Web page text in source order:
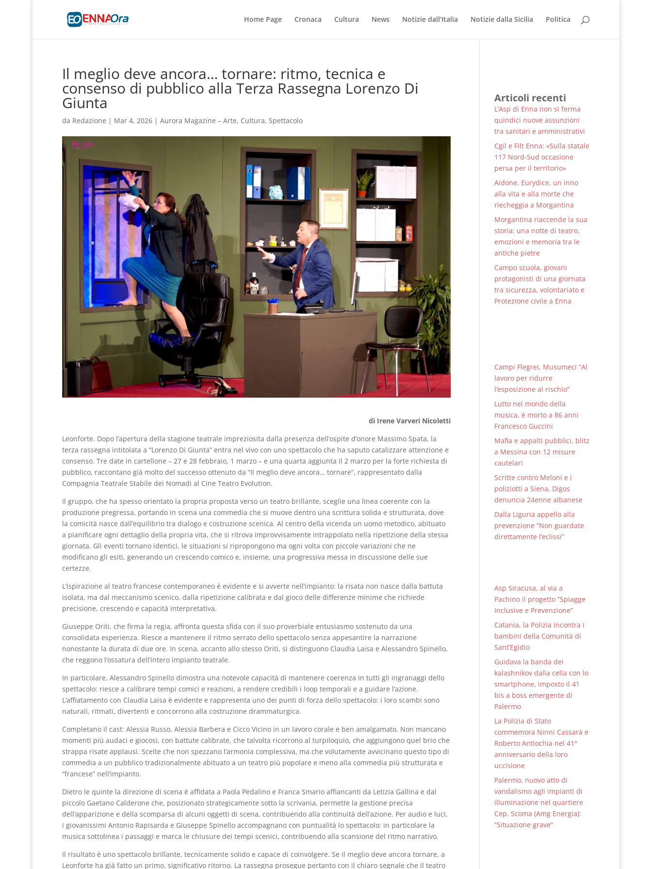
Home Page Cronaca Cultura News Notizie dall’Italia Notizie dalla Sicilia Politica
Il meglio deve ancora… tornare: ritmo, tecnica e
consenso di pubblico alla Terza Rassegna Lorenzo Di
Giunta
da Redazione | Mar 4, 2026| Aurora Magazine – Arte, Cultura, Spettacolo
di Irene Varveri Nicoletti
Leonforte. Dopo l’apertura della stagione teatrale impreziosita dalla presenza dell’ospite d’onore Massimo Spata, la
terza rassegna intitolata a “Lorenzo Di Giunta” entra nel vivo con uno spettacolo che ha saputo catalizzare attenzione e
consenso. Tre date in cartellone – 27 e 28 febbraio, 1 marzo – e una quarta aggiunta il 2 marzo per la forte richiesta di
pubblico, raccontano già molto del successo ottenuto da “Il meglio deve ancora… tornare”, rappresentato dalla
Compagnia Teatrale Stabile dei Nomadi al Cine Teatro Evolution.
Il gruppo, che ha spesso orientato la propria proposta verso un teatro brillante, sceglie una linea coerente con la
produzione pregressa, portando in scena una commedia che si muove dentro una scrittura solida e strutturata, dove
la comicità nasce dall’equilibrio tra dialogo e costruzione scenica. Al centro della vicenda un uomo metodico, abituato
a pianificare ogni dettaglio della propria vita, che si ritrova improvvisamente intrappolato nella ripetizione della stessa
giornata. Gli eventi tornano identici, le situazioni si ripropongono ma ogni volta con piccole variazioni che ne
modificano gli esiti, generando un crescendo comico e, insieme, una progressiva messa in discussione delle sue
certezze.
L’ispirazione al teatro francese contemporaneo è evidente e si avverte nell’impianto: la risata non nasce dalla battuta
isolata, ma dal meccanismo scenico, dalla ripetizione calibrata e dal gioco delle differenze minime che richiede
precisione, crescendo e capacità interpretativa.
Giuseppe Oriti, che firma la regia, affronta questa sfida con il suo proverbiale entusiasmo sostenuto da una
consolidata esperienza. Riesce a mantenere il ritmo serrato dello spettacolo senza appesantire la narrazione
nonostante la durata di due ore. In scena, accanto allo stesso Oriti, si distinguono Claudia Laisa e Alessandro Spinello,
che reggono l’ossatura dell’intero impianto teatrale.
In particolare, Alessandro Spinello dimostra una notevole capacità di mantenere coerenza in tutti gli ingranaggi dello
spettacolo: riesce a calibrare tempi comici e reazioni, a rendere credibili i loop temporali e a guidare l’azione.
L’affiatamento con Claudia Laisa è evidente e rappresenta uno dei punti di forza dello spettacolo: i loro scambi sono
naturali, ritmati, divertenti e concorrono alla costruzione drammaturgica.
Completano il cast: Alessia Russo, Alessia Barbera e Cicco Vicino in un lavoro corale e ben amalgamato. Non mancano
momenti più audaci e giocosi, con battute calibrate, che talvolta ricorrono al turpiloquio, che aggiungono quel brio che
strappa risate applausi. Scelte che non spezzano l’armonia complessiva, ma che volutamente avvicinano questo tipo di
commedia a un pubblico tradizionalmente abituato a un teatro più popolare e meno alla commedia più strutturata e
“francese” nell’impianto.
Dietro le quinte la direzione di scena è affidata a Paola Pedalino e Franca Smario affiancanti da Letizia Gallina e dal
piccolo Gaetano Calderone che, posizionato strategicamente sotto la scrivania, permette la gestione precisa
dell’apparizione e della scomparsa di alcuni oggetti di scena, contribuendo alla continuità dell’azione. Per audio e luci,
i giovanissimi Antonio Rapisarda e Giuseppe Spinello accompagnano con puntualità lo spettacolo: in particolare la
musica sottolinea i passaggi e marca le chiusure dei tempi scenici, contribuendo alla scansione del ritmo narrativo.
Il risultato è uno spettacolo brillante, tecnicamente solido e capace di coinvolgere. Se il meglio deve ancora tornare, a
Leonforte ha già fatto un primo, significativo ritorno. La rassegna prosegue pertanto con il chiaro segnale che il teatro
Articoli recenti
L’Asp di Enna non si ferma
quindici nuove assunzioni
tra sanitari e amministrativi
Cgil e Filt Enna: «Sulla statale
117 Nord-Sud occasione
persa per il territorio»
Aidone, Eurydice, un inno
alla vita e alla morte che
riecheggia a Morgantina
Morgantina riaccende la sua
storia: una notte di teatro,
emozioni e memoria tra le
antiche pietre
Campo scuola, giovani
protagonisti di una giornata
tra sicurezza, volontariato e
Protezione civile a Enna
Campi Flegrei, Musumeci “Al
lavoro per ridurre
l’esposizione al rischio”
Lutto nel mondo della
musica, è morto a 86 anni
Francesco Guccini
Mafia e appalti pubblici, blitz
a Messina con 12 misure
cautelari
Scritte contro Meloni e i
poliziotti a Siena, Digos
denuncia 24enne albanese
Dalla Liguria appello alla
prevenzione “Non guardate
direttamente l’eclissi”
Asp Siracusa, al via a
Pachino il progetto “Spiagge
Inclusive e Prevenzione”
Catania, la Polizia incontra i
bambini della Comunità di
Sant’Egidio
Guidava la banda dei
kalashnikov dalla cella con lo
smartphone, imposto il 41
bis a boss emergente di
Palermo
La Polizia di Stato
commemora Ninni Cassarà e
Roberto Antiochia nel 41°
anniversario della loro
uccisione
Palermo, nuovo atto di
vandalismo agli impianti di
illuminazione nel quartiere
Cep. Scoma (Amg Energia):
“Situazione grave”